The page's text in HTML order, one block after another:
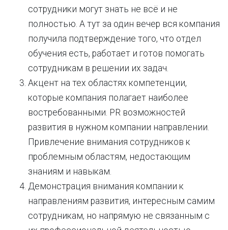
сотрудники могут знать не всё и не
полностью. А тут за один вечер вся компания
получила подтверждение того, что отдел
обучения есть, работает и готов помогать
сотрудникам в решении их задач.
Акцент на тех областях компетенции,
которые компания полагает наиболее
востребованными. PR возможностей
развития в нужном компании направлении.
Привлечение внимания сотрудников к
проблемным областям, недостающим
знаниям и навыкам.
Демонстрация внимания компании к
направлениям развития, интересным самим
сотрудникам, но напрямую не связанным с